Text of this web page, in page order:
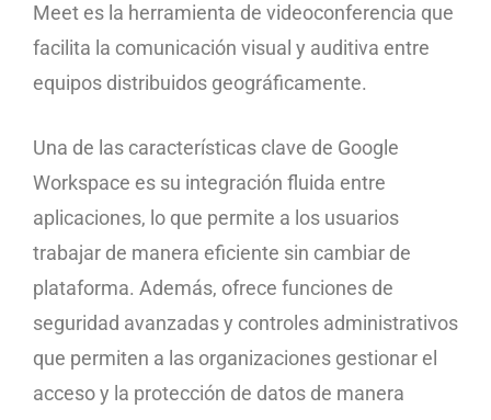
Meet es la herramienta de videoconferencia que
facilita la comunicación visual y auditiva entre
equipos distribuidos geográficamente.
Una de las características clave de Google
Workspace es su integración fluida entre
aplicaciones, lo que permite a los usuarios
trabajar de manera eficiente sin cambiar de
plataforma. Además, ofrece funciones de
seguridad avanzadas y controles administrativos
que permiten a las organizaciones gestionar el
acceso y la protección de datos de manera